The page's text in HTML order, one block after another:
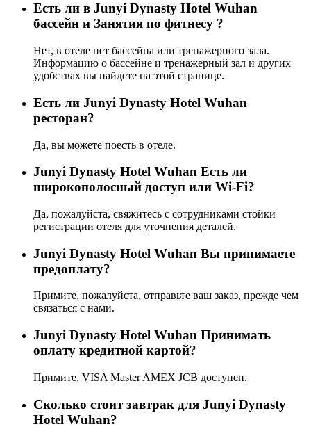
Есть ли в Junyi Dynasty Hotel Wuhan
бассейн и Занятия по фитнесу ?
Нет, в отеле нет бассейна или тренажерного зала.
Информацию о бассейне и тренажерный зал и других
удобствах вы найдете на этой странице.
Eсть ли Junyi Dynasty Hotel Wuhan
ресторан?
Да, вы можете поесть в отеле.
Junyi Dynasty Hotel Wuhan Есть ли
широкополосный доступ или Wi-Fi?
Да, пожалуйста, свяжитесь с сотрудниками стойки
регистрации отеля для уточнения деталей.
Junyi Dynasty Hotel Wuhan Вы принимаете
предоплату?
Примите, пожалуйста, отправьте ваш заказ, прежде чем
связаться с нами.
Junyi Dynasty Hotel Wuhan Принимать
оплату кредитной картой?
Примите, VISA Master AMEX JCB доступен.
Сколько стоит завтрак для Junyi Dynasty
Hotel Wuhan?